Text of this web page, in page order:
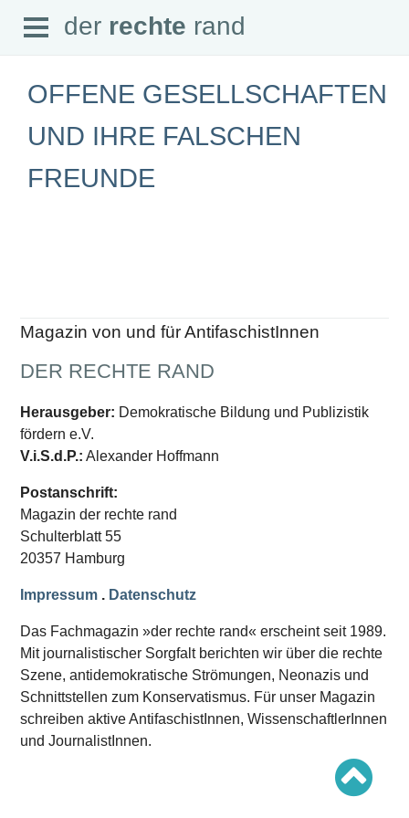
der rechte rand
SEITEN
Datenschutz
SCHWERPUNKTE
Schwerpunkt AFD-Verbot
Schwerpunkt zur USA und Faschist Trump
Schwerpunkt NSU
Schwerpunkt NPD
AUSGABEN
Ausgaben Übersicht
Ausgabe 220
Ausgabe 218
Ausgabe 217
Ausgabe 216
Open
Menu
der rechte rand
OFFENE GESELLSCHAFTEN
UND IHRE FALSCHEN
FREUNDE
Magazin von und für AntifaschistInnen
DER RECHTE RAND
Herausgeber: Demokratische Bildung und Publizistik
fördern e.V.
V.i.S.d.P.: Alexander Hoffmann
Postanschrift:
Magazin der rechte rand
Schulterblatt 55
20357 Hamburg
Impressum . Datenschutz
Das Fachmagazin »der rechte rand« erscheint seit 1989.
Mit journalistischer Sorgfalt berichten wir über die rechte
Szene, antidemokratische Strömungen, Neonazis und
Schnittstellen zum Konservatismus. Für unser Magazin
schreiben aktive AntifaschistInnen, WissenschaftlerInnen
und JournalistInnen.